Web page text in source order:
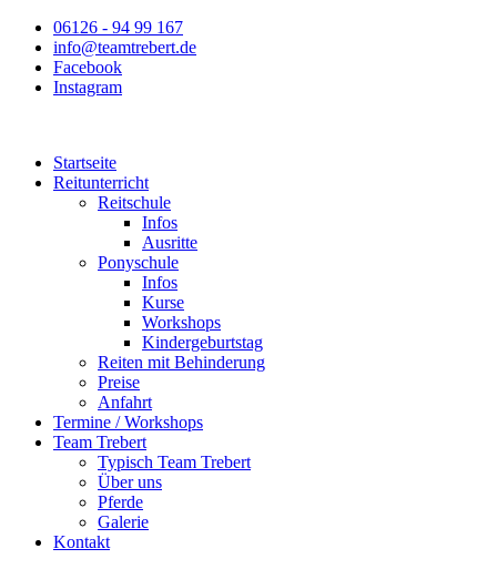
Zum
Inhalt
springen
06126 - 94 99 167
info@teamtrebert.de
Facebook
Instagram
Startseite
Reitunterricht
Reitschule
Infos
Ausritte
Ponyschule
Infos
Kurse
Workshops
Kindergeburtstag
Reiten mit Behinderung
Preise
Anfahrt
Termine / Workshops
Team Trebert
Typisch Team Trebert
Über uns
Pferde
Galerie
Kontakt